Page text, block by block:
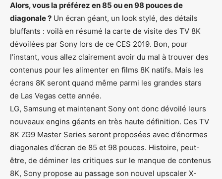
Alors, vous la préférez en 85 ou en 98 pouces de
diagonale ? Un écran géant, un look stylé, des détails
bluffants : voilà en résumé la carte de visite des TV 8K
dévoilées par Sony lors de ce CES 2019. Bon, pour
l’instant, vous allez clairement avoir du mal à trouver des
contenus pour les alimenter en films 8K natifs. Mais les
écrans 8K seront quand même parmi les grandes stars
de Las Vegas cette année.
LG, Samsung et maintenant Sony ont donc dévoilé leurs
nouveaux engins géants en très haute définition. Ces TV
8K ZG9 Master Series seront proposées avec d’énormes
diagonales d’écran de 85 et 98 pouces. Histoire, peut-
être, de déminer les critiques sur le manque de contenus
8K, Sony propose au passage son nouvel upscaler X-